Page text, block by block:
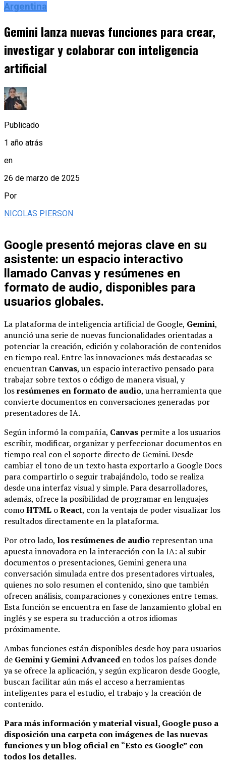
Argentina
Gemini lanza nuevas funciones para crear,
investigar y colaborar con inteligencia
artificial
Publicado
1 año atrás
en
26 de marzo de 2025
Por
NICOLAS PIERSON
Google presentó mejoras clave en su
asistente: un espacio interactivo
llamado Canvas y resúmenes en
formato de audio, disponibles para
usuarios globales.
La plataforma de inteligencia artificial de Google, Gemini,
anunció una serie de nuevas funcionalidades orientadas a
potenciar la creación, edición y colaboración de contenidos
en tiempo real. Entre las innovaciones más destacadas se
encuentran Canvas, un espacio interactivo pensado para
trabajar sobre textos o código de manera visual, y
losresúmenes en formato de audio, una herramienta que
convierte documentos en conversaciones generadas por
presentadores de IA.
Según informó la compañía, Canvas permite a los usuarios
escribir, modificar, organizar y perfeccionar documentos en
tiempo real con el soporte directo de Gemini. Desde
cambiar el tono de un texto hasta exportarlo a Google Docs
para compartirlo o seguir trabajándolo, todo se realiza
desde una interfaz visual y simple. Para desarrolladores,
además, ofrece la posibilidad de programar en lenguajes
comoHTML oReact, con la ventaja de poder visualizar los
resultados directamente en la plataforma.
Por otro lado, los resúmenes de audio representan una
apuesta innovadora en la interacción con la IA: al subir
documentos o presentaciones, Gemini genera una
conversación simulada entre dos presentadores virtuales,
quienes no solo resumen el contenido, sino que también
ofrecen análisis, comparaciones y conexiones entre temas.
Esta función se encuentra en fase de lanzamiento global en
inglés y se espera su traducción a otros idiomas
próximamente.
Ambas funciones están disponibles desde hoy para usuarios
de Gemini y Gemini Advanced en todos los países donde
ya se ofrece la aplicación, y según explicaron desde Google,
buscan facilitar aún más el acceso a herramientas
inteligentes para el estudio, el trabajo y la creación de
contenido.
Para más información y material visual, Google puso a
disposición una carpeta con imágenes de las nuevas
funciones y un blog oficial en “Esto es Google” con
todos los detalles.